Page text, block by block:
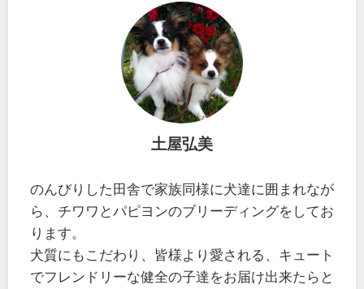
土屋弘美
のんびりした田舎で家族同様に犬達に囲まれなが
ら、チワワとパピヨンのブリーディングをしてお
ります。
犬質にもこだわり、皆様より愛される、キュート
でフレンドリーな健全の子達をお届け出来たらと